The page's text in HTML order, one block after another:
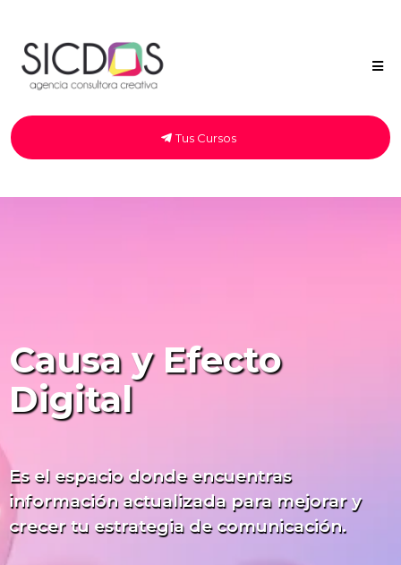
Tus Cursos
Causa y Efecto
Digital
Es el espacio donde encuentras
información actualizada para mejorar y
crecer tu estrategia de comunicación.